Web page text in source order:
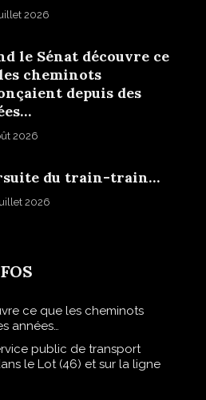
2026
le Sénat découvre ce
cheminots
depuis des
2026
du train-train…
2026
ce que les cheminots
années…
public de transport
le Lot (46) et sur la ligne